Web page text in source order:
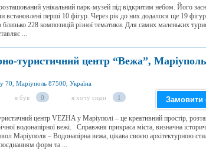
унікальний парк-музей під відкритим небом. Його
встановлені перші 10 фігур. Через рік до них додалося ще 19
близько 228 композицій різної тематики. Для самих маленьких
...
туристичний центр “Вежа”, Маріуполь
70, Маріуполь 87500, Україна
я був 0 я хочу сюди 1 Замовити
центр VEZHA у Маріуполі – це креативний простір,
водонапірної вежі. Справжня прикраса міста, визначна
Маріуполя – Водонапірна вежа, цікава своєю архітектурною
форм та ...